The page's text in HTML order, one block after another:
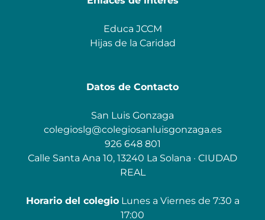
Educa JCCM
Hijas de la Caridad
Datos de Contacto
San Luis Gonzaga
colegioslg@colegiosanluisgonzaga.es
926 648 801
Calle Santa Ana 10, 13240 La Solana · CIUDAD
REAL
Horario del colegioLunes a Viernes de 7:30 a
17:00